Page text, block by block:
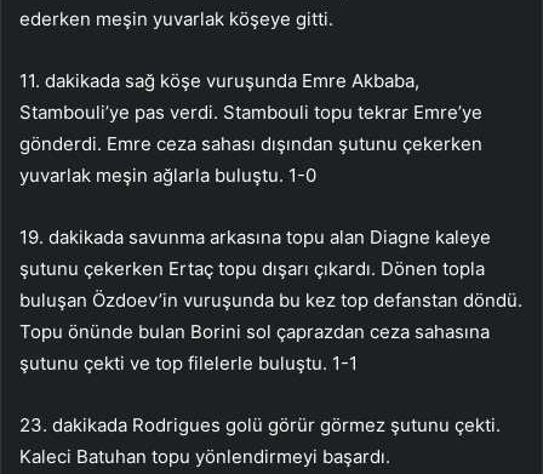
ederken meşin yuvarlak köşeye gitti.
11. dakikada sağ köşe vuruşunda Emre Akbaba,
Stambouli’ye pas verdi. Stambouli topu tekrar Emre’ye
gönderdi. Emre ceza sahası dışından şutunu çekerken
yuvarlak meşin ağlarla buluştu. 1-0
19. dakikada savunma arkasına topu alan Diagne kaleye
şutunu çekerken Ertaç topu dışarı çıkardı. Dönen topla
buluşan Özdoev’in vuruşunda bu kez top defanstan döndü.
Topu önünde bulan Borini sol çaprazdan ceza sahasına
şutunu çekti ve top filelerle buluştu. 1-1
23. dakikada Rodrigues golü görür görmez şutunu çekti.
Kaleci Batuhan topu yönlendirmeyi başardı.